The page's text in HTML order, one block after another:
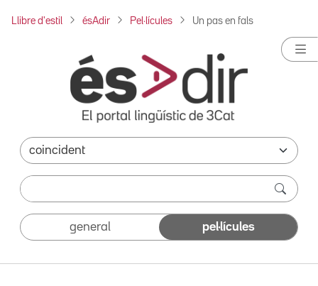
Llibre d'estil ésAdir Pel·lícules Un pas en fals
general pel·lícules